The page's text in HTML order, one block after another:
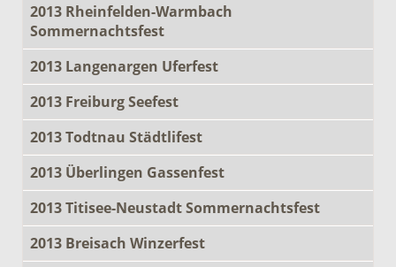
2013 Rheinfelden-Warmbach
Sommernachtsfest
2013 Langenargen Uferfest
2013 Freiburg Seefest
2013 Todtnau Städtlifest
2013 Überlingen Gassenfest
2013 Titisee-Neustadt Sommernachtsfest
2013 Breisach Winzerfest